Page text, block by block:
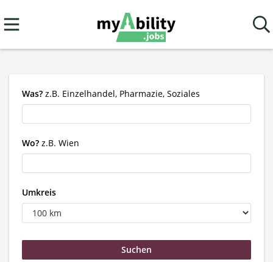
Was? z.B. Einzelhandel, Pharmazie, Soziales
Wo? z.B. Wien
Umkreis